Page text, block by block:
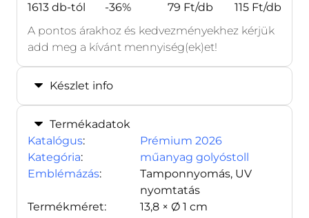
1613 db-tól
-36% 79 Ft/db
115 Ft/db
A pontos árakhoz és kedvezményekhez kérjük
add meg a kívánt mennyiség(ek)et!
Készlet info
Termékadatok
Katalógus:
Prémium 2026
Kategória:
műanyag golyóstoll
Emblémázás:
Tamponnyomás, UV
nyomtatás
Termékméret:
13,8 × Ø 1 cm